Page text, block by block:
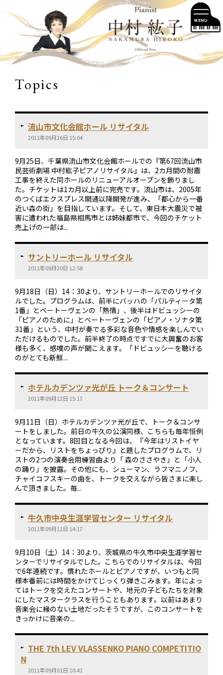
Topics
流山市文化会館ホール リサイタル
2011年09月26日 15:04
9月25日、千葉県流山市文化会館ホールでの『第67回流山市
民芸術劇場 中村紘子ピアノリサイタル』は、2カ月間の耐震
工事を終えた同ホールのリニューアルオープンを飾りまし
た。チケットは1カ月以上前に完売です。流山市は、2005年
のつくばエクスプレス開通以降開発が進み、「都心から一番
近い森の街」を目指しています。そして、東日本大震災で被
害に遭われた福島県相馬市とは姉妹都市で、今回のチケット
売上げの一部は...
サントリーホール リサイタル
2011年09月20日 12:58
9月18日（日）14：30より、サントリーホールでのリサイタ
ルでした。プログラムは、前半にバッハの「パルティータ第
1番」とベートーヴェンの「熱情」、後半はドビュッシーの
「ピアノのために」とベートーヴェンの「ピアノ・ソナタ第
31番」という、中村が奏でる多彩な音色や情感を楽しんでい
ただけるものでした。前半終了の時点ですでに大興奮のお客
様も多く、感嘆の声が聞こえます。「ドビュッシーを聴ける
のがとても新鮮...
ホテルカデンツァ光が丘 トーク＆コンサート
2011年09月12日 15:17
9月11日（日）ホテルカデンツァ光が丘で、トーク＆コンサ
ートをしました。前日の牛久の公演同様、こちらも毎年恒例
となっています。8回目となる今回は、『今年はリストイヤ
ーだから、リストをちょっぴり』と題したプログラムで、リ
ストの2つの演奏会用練習曲より「 森のささやき」と「小人
の踊り」を披露。その他にも、シューマン、ラフマニノフ、
チャイコフスキーの曲を、トークを交えながら皆さまに楽し
んで頂きました。毎...
牛久市中央生涯学習センター リサイタル
2011年09月11日 14:17
9月10日（土）14：30より、茨城県の牛久市中央生涯学習セ
ンターでリサイタルでした。こちらでのリサイタルは、今回
で6年連続です。慣れたホールとピアノですが、いつもと同
様本番前には時間をかけてじっくり弾きこみます。年によっ
てはトークを交えたコンサートや、地元の子どもたちを対象
にしたマスタークラスを行うこともあります。以前はあまり
音楽会に縁のない土地だったそうですが、このコンサートを
きっかけに音楽の...
THE 7th LEV VLASSENKO PIANO COMPETITIO
N
2011年09月01日 10:42
MENU